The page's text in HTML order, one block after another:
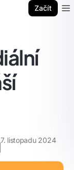
Začít
7. listopadu 2024